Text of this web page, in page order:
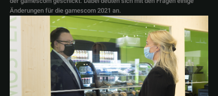
Änderungen für die gamescom 2021 an.